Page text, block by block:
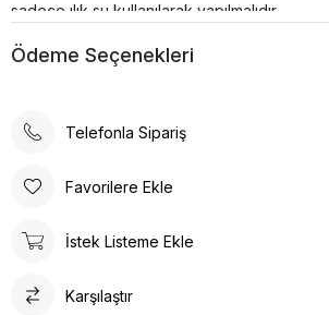
sadece ılık su kullanılarak yapılmalıdır.
evde, günlük yaşamın her alanında
terlik, rahatlığı ve şıklığı bir arada arayanlar
tasarlanmıştır. Gün boyu rahat adımlar
nefes almasına olanak tanırken yumuşak bir
vaat eder.
Ödeme Seçenekleri
Telefonla Sipariş
Favorilere Ekle
İstek Listeme Ekle
Karşılaştır